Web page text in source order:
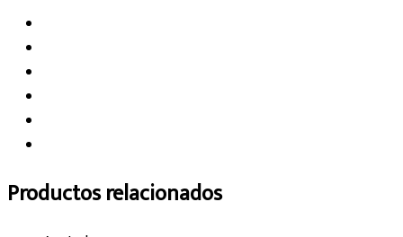
Productos relacionados